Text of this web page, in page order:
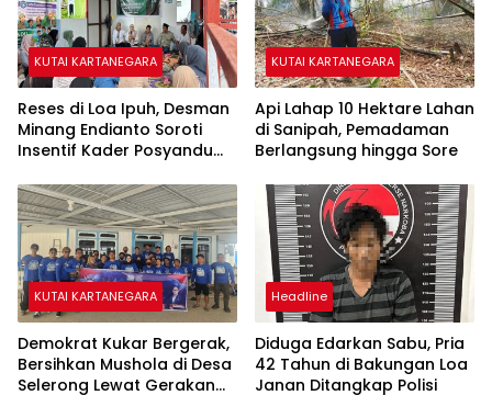
KUTAI KARTANEGARA
Reses di Loa Ipuh, Desman
Minang Endianto Soroti
Insentif Kader Posyandu
KUTAI KARTANEGARA
Api Lahap 10 Hektare Lahan
di Sanipah, Pemadaman
Berlangsung hingga Sore
KUTAI KARTANEGARA
Demokrat Kukar Bergerak,
Bersihkan Mushola di Desa
Selerong Lewat Gerakan
Headline
Diduga Edarkan Sabu, Pria
42 Tahun di Bakungan Loa
Janan Ditangkap Polisi